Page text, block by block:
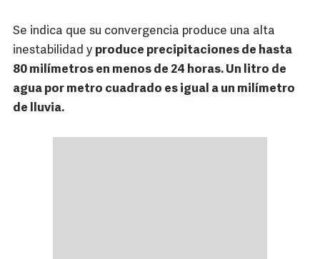
Se indica que su convergencia produce una alta
inestabilidad y produce precipitaciones de hasta
80 milímetros en menos de 24 horas. Un litro de
agua por metro cuadrado es igual a un milímetro
de lluvia.